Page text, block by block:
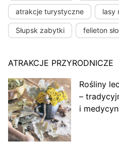
atrakcje turystyczne lasy
Słupsk zabytki felieton
ATRAKCJE PRZYRODNICZE
Rośliny
–
i